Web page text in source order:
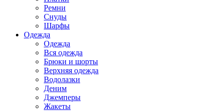
Ремни
Снуды
Шарфы
Одежда
Одежда
Вся одежда
Брюки и шорты
Верхняя одежда
Водолазки
Деним
Джемперы
Жакеты